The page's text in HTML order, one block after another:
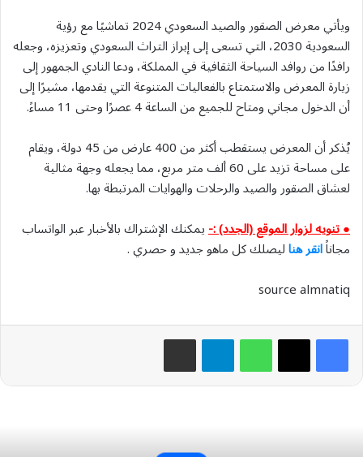
ويأتي معرض الصقور والصيد السعودي 2024 تماشيًا مع رؤية
السعودية 2030، التي تسعى إلى إبراز التراث السعودي وتعزيزه، وجعله
رافدًا من روافد السياحة الثقافية في المملكة، ودعا النادي الجمهور إلى
زيارة المعرض والاستمتاع بالفعاليات المتنوعة التي يقدمها، مشيرًا إلى
أن الدخول مجاني ومتاح للجميع من الساعة 4 عصرًا وحتى 11 مساءً.
يُذكر أن المعرض يستقطب أكثر من 400 عارض من 45 دولة، ويقام
على مساحة تزيد على 60 ألف متر مربع، مما يجعله وجهة مثالية
لعشاق الصقور والصيد والرحلات والهوايات المرتبطة بها.
● تنويه لزوار الموقع (الجدد) :-يمكنك الإشتراك بالأخبار عبر الواتساب
مجاناًانقر هناليصلك كل ماهو جديد و حصري .
source almnatiq
واتسابتيلقرام مشاركة عبر البريد